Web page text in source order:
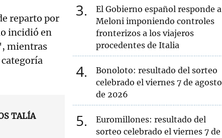
reparto por
incidió en
mientras
TALÍA
3
El Gobierno español responde a
Meloni imponiendo controles
fronterizos a los viajeros
procedentes de Italia
4
Bonoloto: resultado del sorteo
celebrado el viernes 7 de agosto
de 2026
5
Euromillones: resultado del
sorteo celebrado el viernes 7 de